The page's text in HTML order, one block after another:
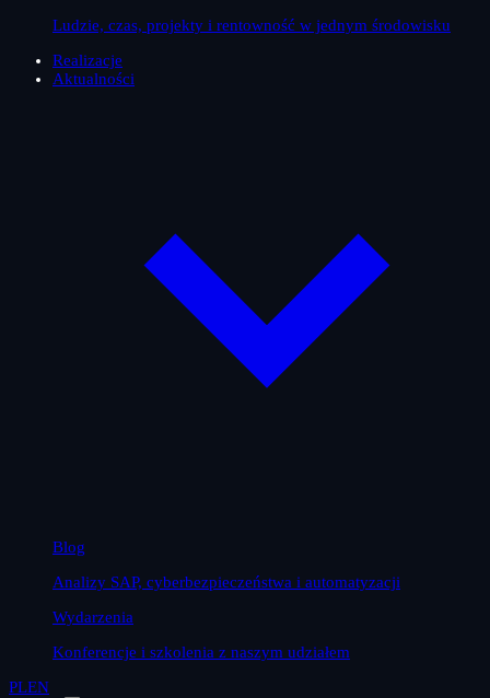
Ludzie, czas, projekty i rentowność w jednym środowisku
Realizacje
Aktualności
Blog
Analizy SAP, cyberbezpieczeństwa i automatyzacji
Wydarzenia
Konferencje i szkolenia z naszym udziałem
PLEN